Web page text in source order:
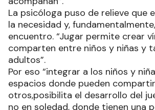
La psicóloga puso de relieve que
la necesidad y,
encuentro. “Jugar permite crear
comparten entre niños y niñas y
adultos”.
Por eso “integrar a los niños y
espacios donde pueden
otros,posibilita el desarrollo del
no en soledad, donde tienen una